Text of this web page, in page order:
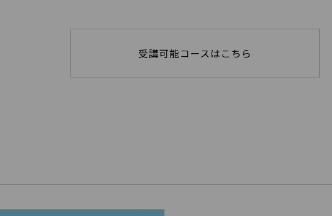
受講可能コースはこちら